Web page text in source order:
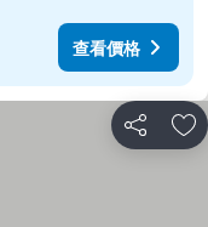
查看價格
分享 放